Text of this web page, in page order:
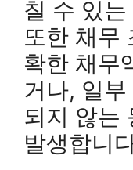
칠 수 있
또한 채무
확한 채무
거나, 일
되지 않는
발생합니